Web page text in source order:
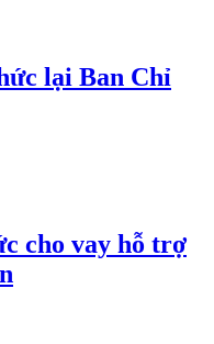
lại Ban Chỉ
cho vay hỗ trợ